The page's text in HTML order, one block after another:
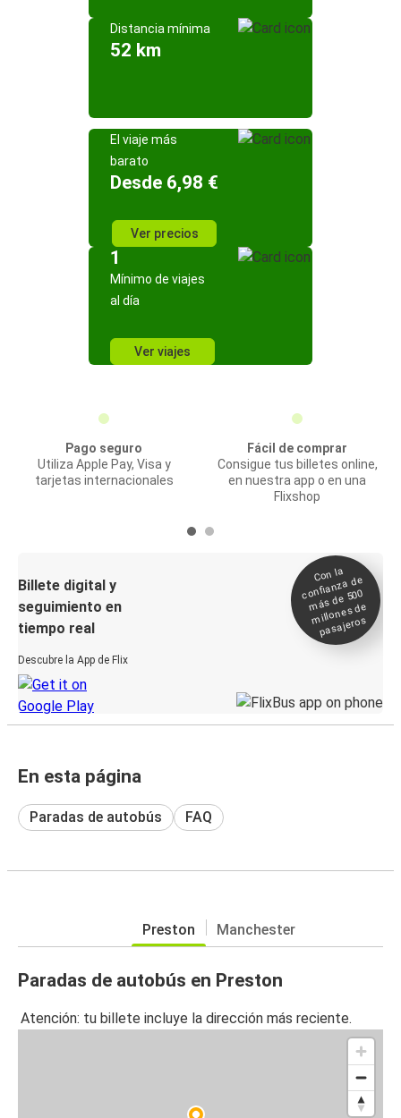
Distancia mínima
52 km
El viaje más
barato
Desde 6,98 €
Ver precios
1
Mínimo de viajes
al día
Ver viajes
Pago seguro
Utiliza Apple Pay, Visa y
tarjetas internacionales
Fácil de comprar
Consigue tus billetes online,
en nuestra app o en una
Flixshop
Billete digital y
seguimiento en
tiempo real
Descubre la App de Flix
Con la
confianza de
más de 500
millones de
pasajeros
En esta página
Paradas de autobús FAQ
Preston Manchester
Paradas de autobús en Preston
Atención: tu billete incluye la dirección más reciente.